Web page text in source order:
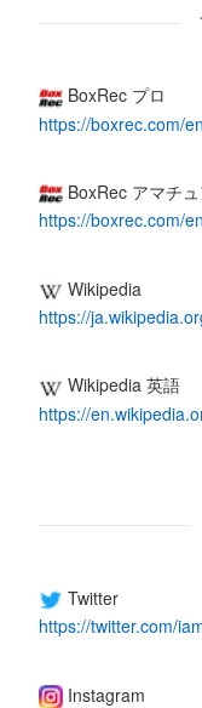
BoxRec プロ
https://boxrec.com/
BoxRec アマチ
https://boxrec.com/
Wikipedia
https://
Wikipedia 英語
https://
Twitter
https://twitter.com/
Instagram